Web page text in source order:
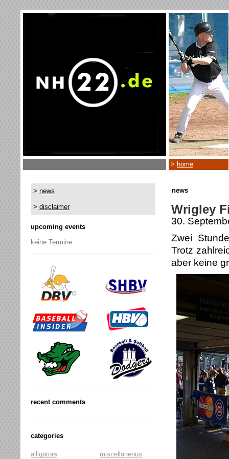
> home
> news
> disclaimer
upcoming events
keine Termine
recent comments
categories
alligators
miscellaneous
news
Wrigley
30.
Zwei
Trotz
aber keine